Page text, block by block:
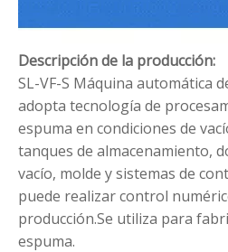
Descripción de la producción:
SL-VF-S Máquina automática
adopta tecnología de
espuma en condiciones de
tanques de almacenamiento,
vacío, molde y sistemas de
puede realizar control
producción.Se utiliza para
espuma.